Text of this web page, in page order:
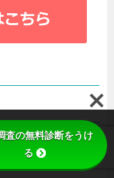
査の無料診断をうけ
る